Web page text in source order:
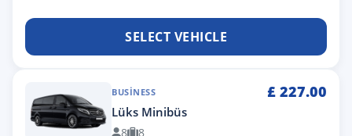
SELECT VEHICLE
BUSINESS £ 227.00
Lüks Minibüs
8 8